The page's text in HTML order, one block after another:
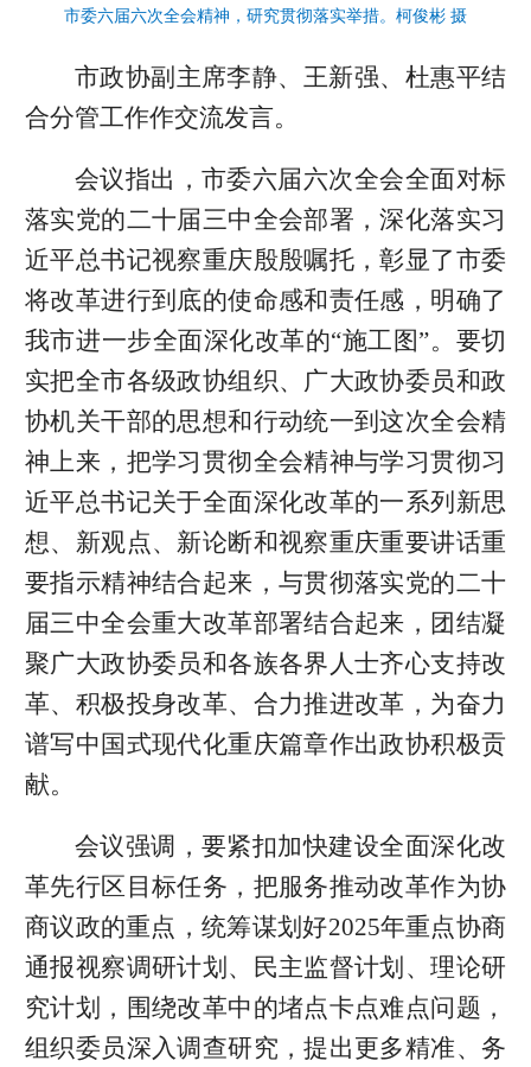
市委六届六次全会精神，研究贯彻落实举措。柯俊彬 摄
市政协副主席李静、王新强、杜惠平结
合分管工作作交流发言。
会议指出，市委六届六次全会全面对标
落实党的二十届三中全会部署，深化落实习
近平总书记视察重庆殷殷嘱托，彰显了市委
将改革进行到底的使命感和责任感，明确了
我市进一步全面深化改革的“施工图”。要切
实把全市各级政协组织、广大政协委员和政
协机关干部的思想和行动统一到这次全会精
神上来，把学习贯彻全会精神与学习贯彻习
近平总书记关于全面深化改革的一系列新思
想、新观点、新论断和视察重庆重要讲话重
要指示精神结合起来，与贯彻落实党的二十
届三中全会重大改革部署结合起来，团结凝
聚广大政协委员和各族各界人士齐心支持改
革、积极投身改革、合力推进改革，为奋力
谱写中国式现代化重庆篇章作出政协积极贡
献。
会议强调，要紧扣加快建设全面深化改
革先行区目标任务，把服务推动改革作为协
商议政的重点，统筹谋划好2025年重点协商
通报视察调研计划、民主监督计划、理论研
究计划，围绕改革中的堵点卡点难点问题，
组织委员深入调查研究，提出更多精准、务